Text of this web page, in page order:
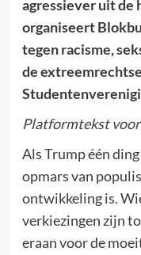
agressiever uit de
organiseert
tegen racisme,
de
Platformtekst
Als Trump één
opmars van
ontwikkeling is.
verkiezingen zijn
eraan voor de